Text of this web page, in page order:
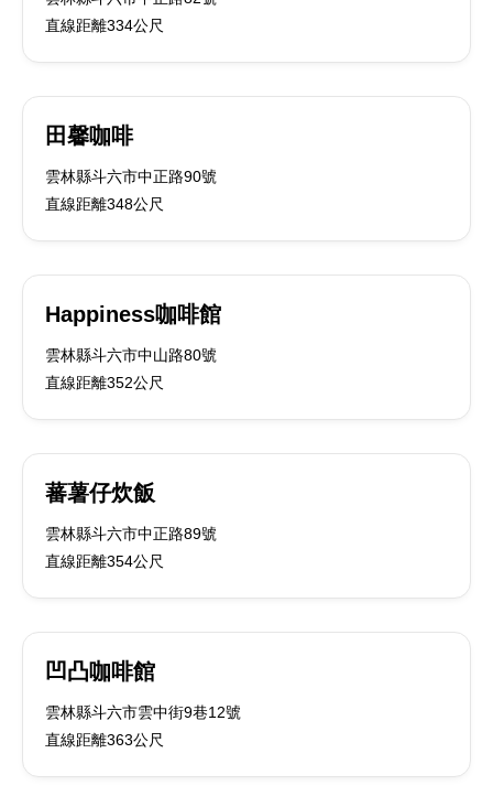
直線距離334公尺
田馨咖啡
雲林縣斗六市中正路90號
直線距離348公尺
Happiness咖啡館
雲林縣斗六市中山路80號
直線距離352公尺
蕃薯仔炊飯
雲林縣斗六市中正路89號
直線距離354公尺
凹凸咖啡館
雲林縣斗六市雲中街9巷12號
直線距離363公尺